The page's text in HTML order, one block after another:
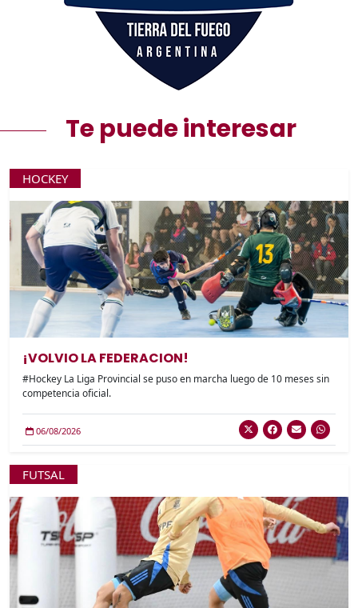
Te puede interesar
HOCKEY
¡VOLVIO LA FEDERACION!
#Hockey La Liga Provincial se puso en marcha luego de 10 meses sin
competencia oficial.
06/08/2026
FUTSAL